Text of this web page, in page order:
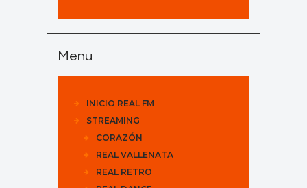
Menu
INICIO REAL FM
STREAMING
CORAZÓN
REAL VALLENATA
REAL RETRO